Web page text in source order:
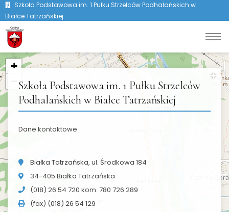
Szkoła Podstawowa im. 1 Pułku Strzelców Podhalańskich w
Białce Tatrzańskiej
+
Szkoła Podstawowa im. 1 Pułku Strzelców
Podhalańskich w Białce Tatrzańskiej
Dane kontaktowe
Białka Tatrzańska, ul. Środkowa 184
34-405 Białka Tatrzańska
(018) 26 54 720 kom. 780 726 289
(fax) (018) 26 54 129